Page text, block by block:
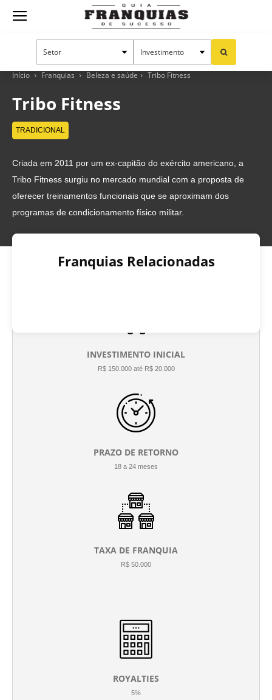
Guia
Franquias
Sucesso
Início Franquias Beleza e saúde Tribo Fitness
Tribo Fitness
TRADICIONAL
Criada em 2011 por um ex-capitão do exército americano, a
Tribo Fitness surgiu no mercado mundial com a proposta de
oferecer treinamentos funcionais que se aproximam dos
programas de condicionamento físico militar.
Franquias Relacionadas
INVESTIMENTO INICIAL
R$ 150.000 até R$ 20.000
PRAZO DE RETORNO
18 a 24 meses
TAXA DE FRANQUIA
R$ 50.000
ROYALTIES
5%